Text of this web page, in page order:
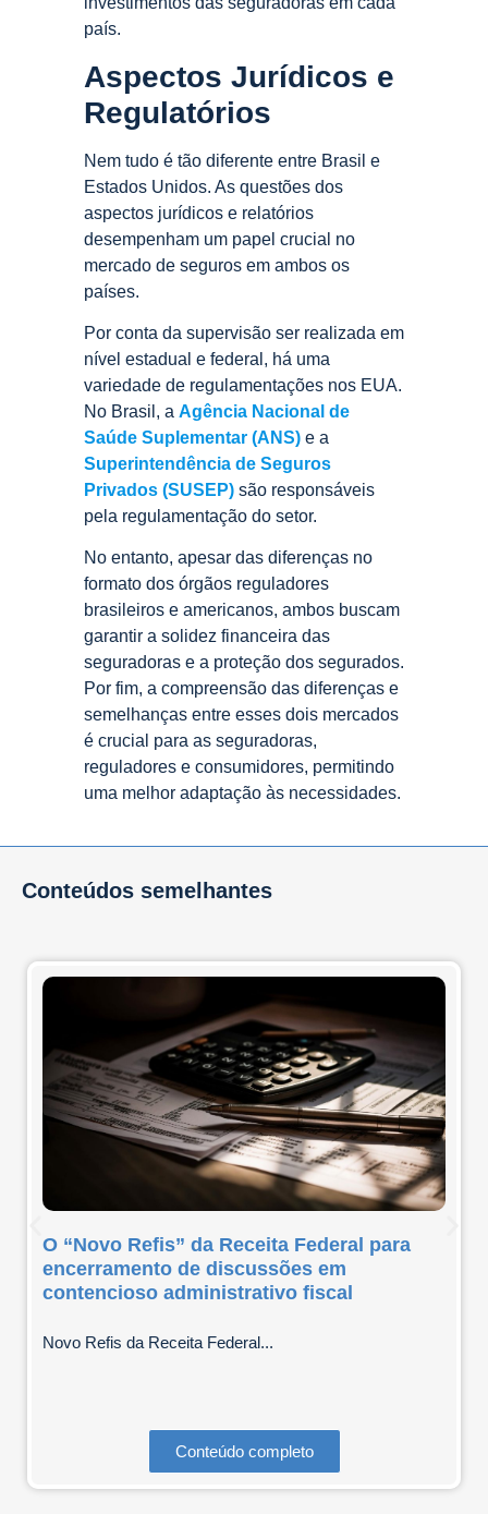
país.
Aspectos Jurídicos e
Regulatórios
Nem tudo é tão diferente entre Brasil e
Estados Unidos. As questões dos
aspectos jurídicos e relatórios
desempenham um papel crucial no
mercado de seguros em ambos os
países.
Por conta da supervisão ser realizada em
nível estadual e federal, há uma
variedade de regulamentações nos EUA.
No Brasil, a Agência Nacional de
Saúde Suplementar (ANS) e a
Superintendência de Seguros
Privados (SUSEP) são responsáveis
pela regulamentação do setor.
No entanto, apesar das diferenças no
formato dos órgãos reguladores
brasileiros e americanos, ambos buscam
garantir a solidez financeira das
seguradoras e a proteção dos segurados.
Por fim, a compreensão das diferenças e
semelhanças entre esses dois mercados
é crucial para as seguradoras,
reguladores e consumidores, permitindo
uma melhor adaptação às necessidades.
Conteúdos semelhantes
O “Novo Refis” da Receita Federal para
encerramento de discussões em
contencioso administrativo fiscal
Novo Refis da Receita Federal...
Conteúdo completo